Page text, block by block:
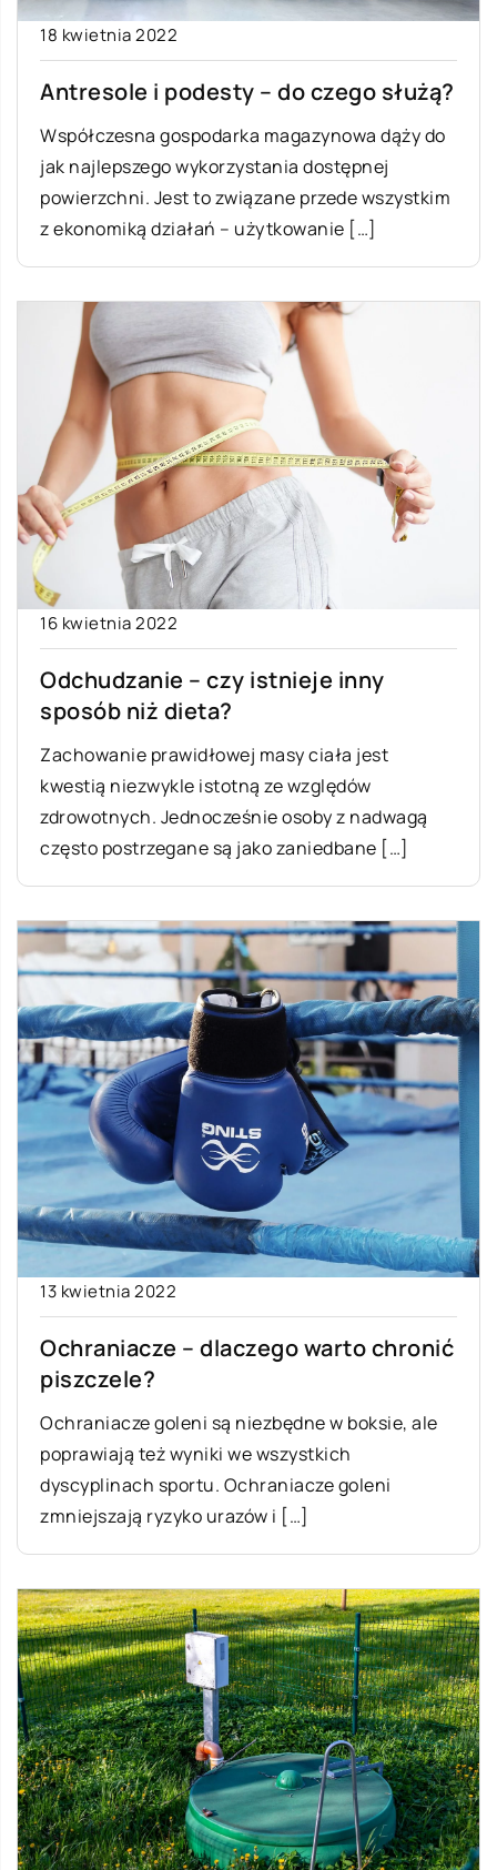
18 kwietnia 2022
Antresole i podesty – do czego służą?
Współczesna gospodarka magazynowa dąży do
jak najlepszego wykorzystania dostępnej
powierzchni. Jest to związane przede wszystkim
z ekonomiką działań – użytkowanie […]
16 kwietnia 2022
Odchudzanie – czy istnieje inny
sposób niż dieta?
Zachowanie prawidłowej masy ciała jest
kwestią niezwykle istotną ze względów
zdrowotnych. Jednocześnie osoby z nadwagą
często postrzegane są jako zaniedbane […]
13 kwietnia 2022
Ochraniacze – dlaczego warto chronić
piszczele?
Ochraniacze goleni są niezbędne w boksie, ale
poprawiają też wyniki we wszystkich
dyscyplinach sportu. Ochraniacze goleni
zmniejszają ryzyko urazów i […]